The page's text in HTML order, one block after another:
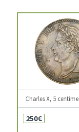
Charles X, 5
250€